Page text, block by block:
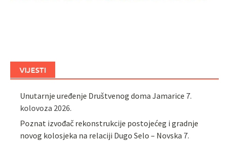
VIJESTI
Unutarnje uređenje Društvenog doma Jamarice 7.
kolovoza 2026.
Poznat izvođač rekonstrukcije postojećeg i gradnje
novog kolosjeka na relaciji Dugo Selo – Novska 7.